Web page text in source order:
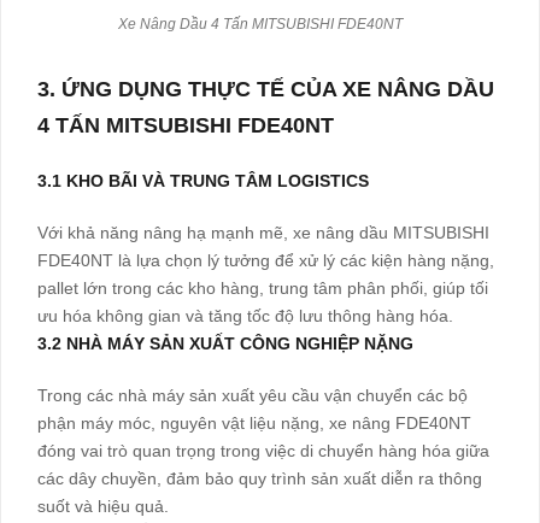
Xe Nâng Dầu 4 Tấn MITSUBISHI FDE40NT
3. ỨNG DỤNG THỰC TẾ CỦA XE NÂNG DẦU
4 TẤN MITSUBISHI FDE40NT
3.1 KHO BÃI VÀ TRUNG TÂM LOGISTICS
Với khả năng nâng hạ mạnh mẽ, xe nâng dầu MITSUBISHI
FDE40NT là lựa chọn lý tưởng để xử lý các kiện hàng nặng,
pallet lớn trong các kho hàng, trung tâm phân phối, giúp tối
ưu hóa không gian và tăng tốc độ lưu thông hàng hóa.
3.2 NHÀ MÁY SẢN XUẤT CÔNG NGHIỆP NẶNG
Trong các nhà máy sản xuất yêu cầu vận chuyển các bộ
phận máy móc, nguyên vật liệu nặng, xe nâng FDE40NT
đóng vai trò quan trọng trong việc di chuyển hàng hóa giữa
các dây chuyền, đảm bảo quy trình sản xuất diễn ra thông
suốt và hiệu quả.